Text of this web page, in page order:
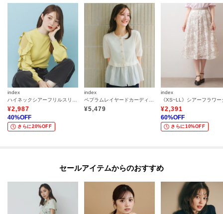
index
¥2,987
40%OFF
さらに20%OFF
index
¥5,479
index
¥2,391
60%OFF
さらに10%OFF
セールアイテムからのおすすめ